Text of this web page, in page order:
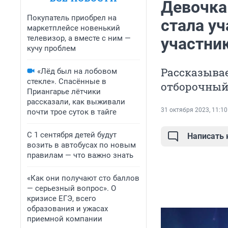
Покупатель приобрел на
маркетплейсе новенький
телевизор, а вместе с ним —
кучу проблем
«Лёд был на лобовом
стекле». Спасённые в
Приангарье лётчики
рассказали, как выживали
почти трое суток в тайге
С 1 сентября детей будут
возить в автобусах по новым
правилам — что важно знать
«Как они получают сто баллов
— серьезный вопрос». О
кризисе ЕГЭ, всего
образования и ужасах
приемной компании
стала
31 октября 2023, 11:10
Написать